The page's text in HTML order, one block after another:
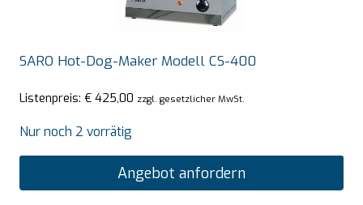
SARO Hot-Dog-Maker Modell CS-400
Listenpreis: € 425,00 zzgl. gesetzlicher MwSt.
Nur noch 2 vorrätig
Angebot anfordern